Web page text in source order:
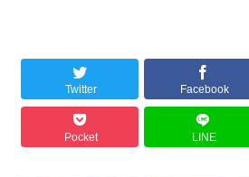
Twitter Facebook
Pocket LINE